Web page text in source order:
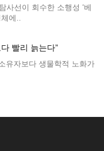
사선이 회수한 소행성 ‘베
체에..
빨리 늙는다”
유자보다 생물학적 노화가